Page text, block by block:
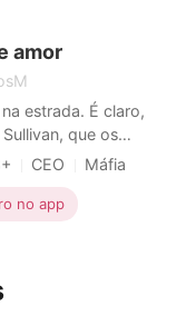
pensa
amor
estrada. É claro,
que os
brisa mal faziam
de final de
passado da hora
teto
CEO
Máfia
Paixão / Erótica
no app